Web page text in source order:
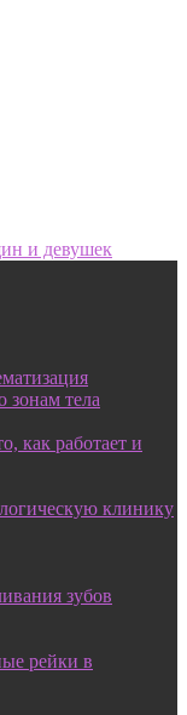
и девушек
зонам тела
как работает и
клинику
зубов
рейки в